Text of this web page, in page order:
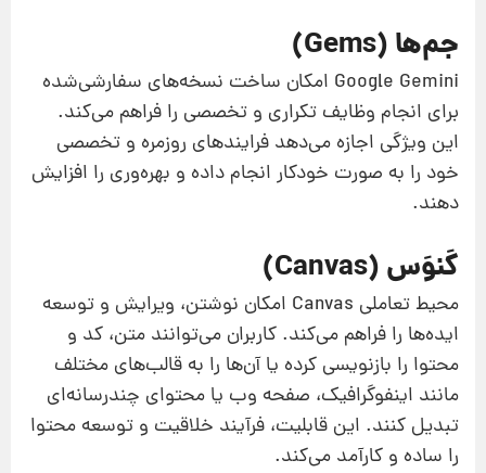
جم‌ها (Gems)
Google Gemini امکان ساخت نسخه‌های سفارشی‌شده
برای انجام وظایف تکراری و تخصصی را فراهم می‌کند.
این ویژگی اجازه می‌دهد فرایندهای روزمره و تخصصی
خود را به صورت خودکار انجام داده و بهره‌وری را افزایش
دهند.
کَنوَس (Canvas)
محیط تعاملی Canvas امکان نوشتن، ویرایش و توسعه
ایده‌ها را فراهم می‌کند. کاربران می‌توانند متن، کد و
محتوا را بازنویسی کرده یا آن‌ها را به قالب‌های مختلف
مانند اینفوگرافیک، صفحه وب یا محتوای چندرسانه‌ای
تبدیل کنند. این قابلیت، فرآیند خلاقیت و توسعه محتوا
را ساده و کارآمد می‌کند.